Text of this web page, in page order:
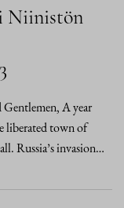
Niinistön
A year
liberated town of
Russia’s invasion…